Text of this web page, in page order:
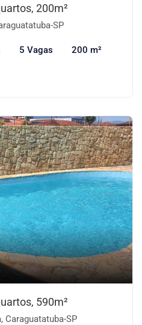
200m²
SP
5 Vagas 200 m²
590m²
Caraguatatuba-SP